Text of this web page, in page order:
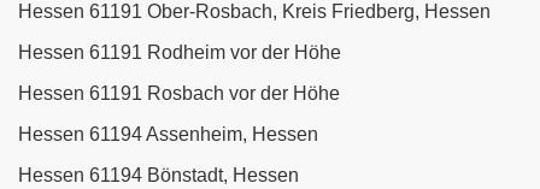
Hessen 61191 Ober-Rosbach, Kreis Friedberg, Hessen
Hessen 61191 Rodheim vor der Höhe
Hessen 61191 Rosbach vor der Höhe
Hessen 61194 Assenheim, Hessen
Hessen 61194 Bönstadt, Hessen